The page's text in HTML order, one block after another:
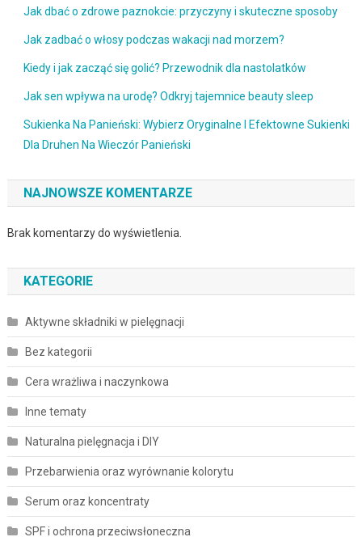
Jak dbać o zdrowe paznokcie: przyczyny i skuteczne sposoby
Jak zadbać o włosy podczas wakacji nad morzem?
Kiedy i jak zacząć się golić? Przewodnik dla nastolatków
Jak sen wpływa na urodę? Odkryj tajemnice beauty sleep
Sukienka Na Panieński: Wybierz Oryginalne I Efektowne Sukienki
Dla Druhen Na Wieczór Panieński
NAJNOWSZE KOMENTARZE
Brak komentarzy do wyświetlenia.
KATEGORIE
Aktywne składniki w pielęgnacji
Bez kategorii
Cera wrażliwa i naczynkowa
Inne tematy
Naturalna pielęgnacja i DIY
Przebarwienia oraz wyrównanie kolorytu
Serum oraz koncentraty
SPF i ochrona przeciwsłoneczna